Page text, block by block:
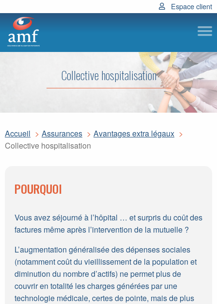
Espace client
Collective hospitalisation
Accueil Assurances
Avantages extra légaux
Collective hospitalisation
POURQUOI
Vous avez séjourné à l’hôpital … et surpris du coût des
factures même après l’intervention de la mutuelle ?
L’augmentation généralisée des dépenses sociales
(notamment coût du vieillissement de la population et
diminution du nombre d’actifs) ne permet plus de
couvrir en totalité les charges générées par une
technologie médicale, certes de pointe, mais de plus